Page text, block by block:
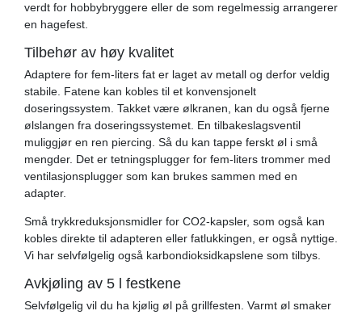
verdt for hobbybryggere eller de som regelmessig arrangerer
en hagefest.
Tilbehør av høy kvalitet
Adaptere for fem-liters fat er laget av metall og derfor veldig
stabile. Fatene kan kobles til et konvensjonelt
doseringssystem. Takket være ølkranen, kan du også fjerne
ølslangen fra doseringssystemet. En tilbakeslagsventil
muliggjør en ren piercing. Så du kan tappe ferskt øl i små
mengder. Det er tetningsplugger for fem-liters trommer med
ventilasjonsplugger som kan brukes sammen med en
adapter.
Små trykkreduksjonsmidler for CO2-kapsler, som også kan
kobles direkte til adapteren eller fatlukkingen, er også nyttige.
Vi har selvfølgelig også karbondioksidkapslene som tilbys.
Avkjøling av 5 l festkene
Selvfølgelig vil du ha kjølig øl på grillfesten. Varmt øl smaker